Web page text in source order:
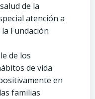
de la
atención a
Fundación
de los
de vida
en
familias